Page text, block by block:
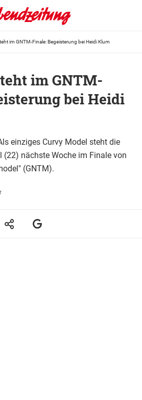
im GNTM-Finale: Begeisterung bei Heidi Klum
im GNTM-
bei Heidi
einziges Curvy Model steht die
(22) nächste Woche im Finale von
(GNTM).